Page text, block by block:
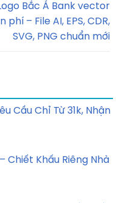
Bắc Á Bank vector
phí – File AI, EPS, CDR,
SVG, PNG chuẩn mới
Cầu Chỉ Từ 31k, Nhận
Chiết Khấu Riêng Nhà